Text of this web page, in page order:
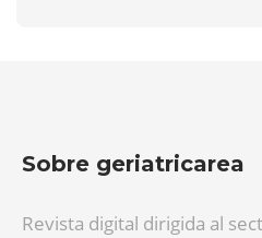
Sobre geriatricarea
Revista digital dirigida al